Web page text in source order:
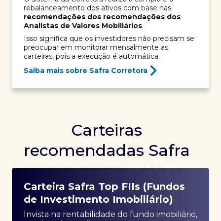
rebalanceamento dos ativos com base nas
recomendações dos recomendações dos
Analistas de Valores Mobiliários.
Isso significa que os investidores não precisam se
preocupar em monitorar mensalmente as
carteiras, pois a execução é automática.
Saiba mais sobre Safra Corretora
Carteiras
recomendadas Safra
Carteira Safra Top FIIs (Fundos
de Investimento Imobiliário)
Invista na rentabilidade do fundo imobiliário,